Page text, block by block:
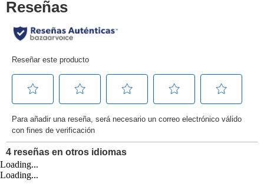
Loading...
Loading...